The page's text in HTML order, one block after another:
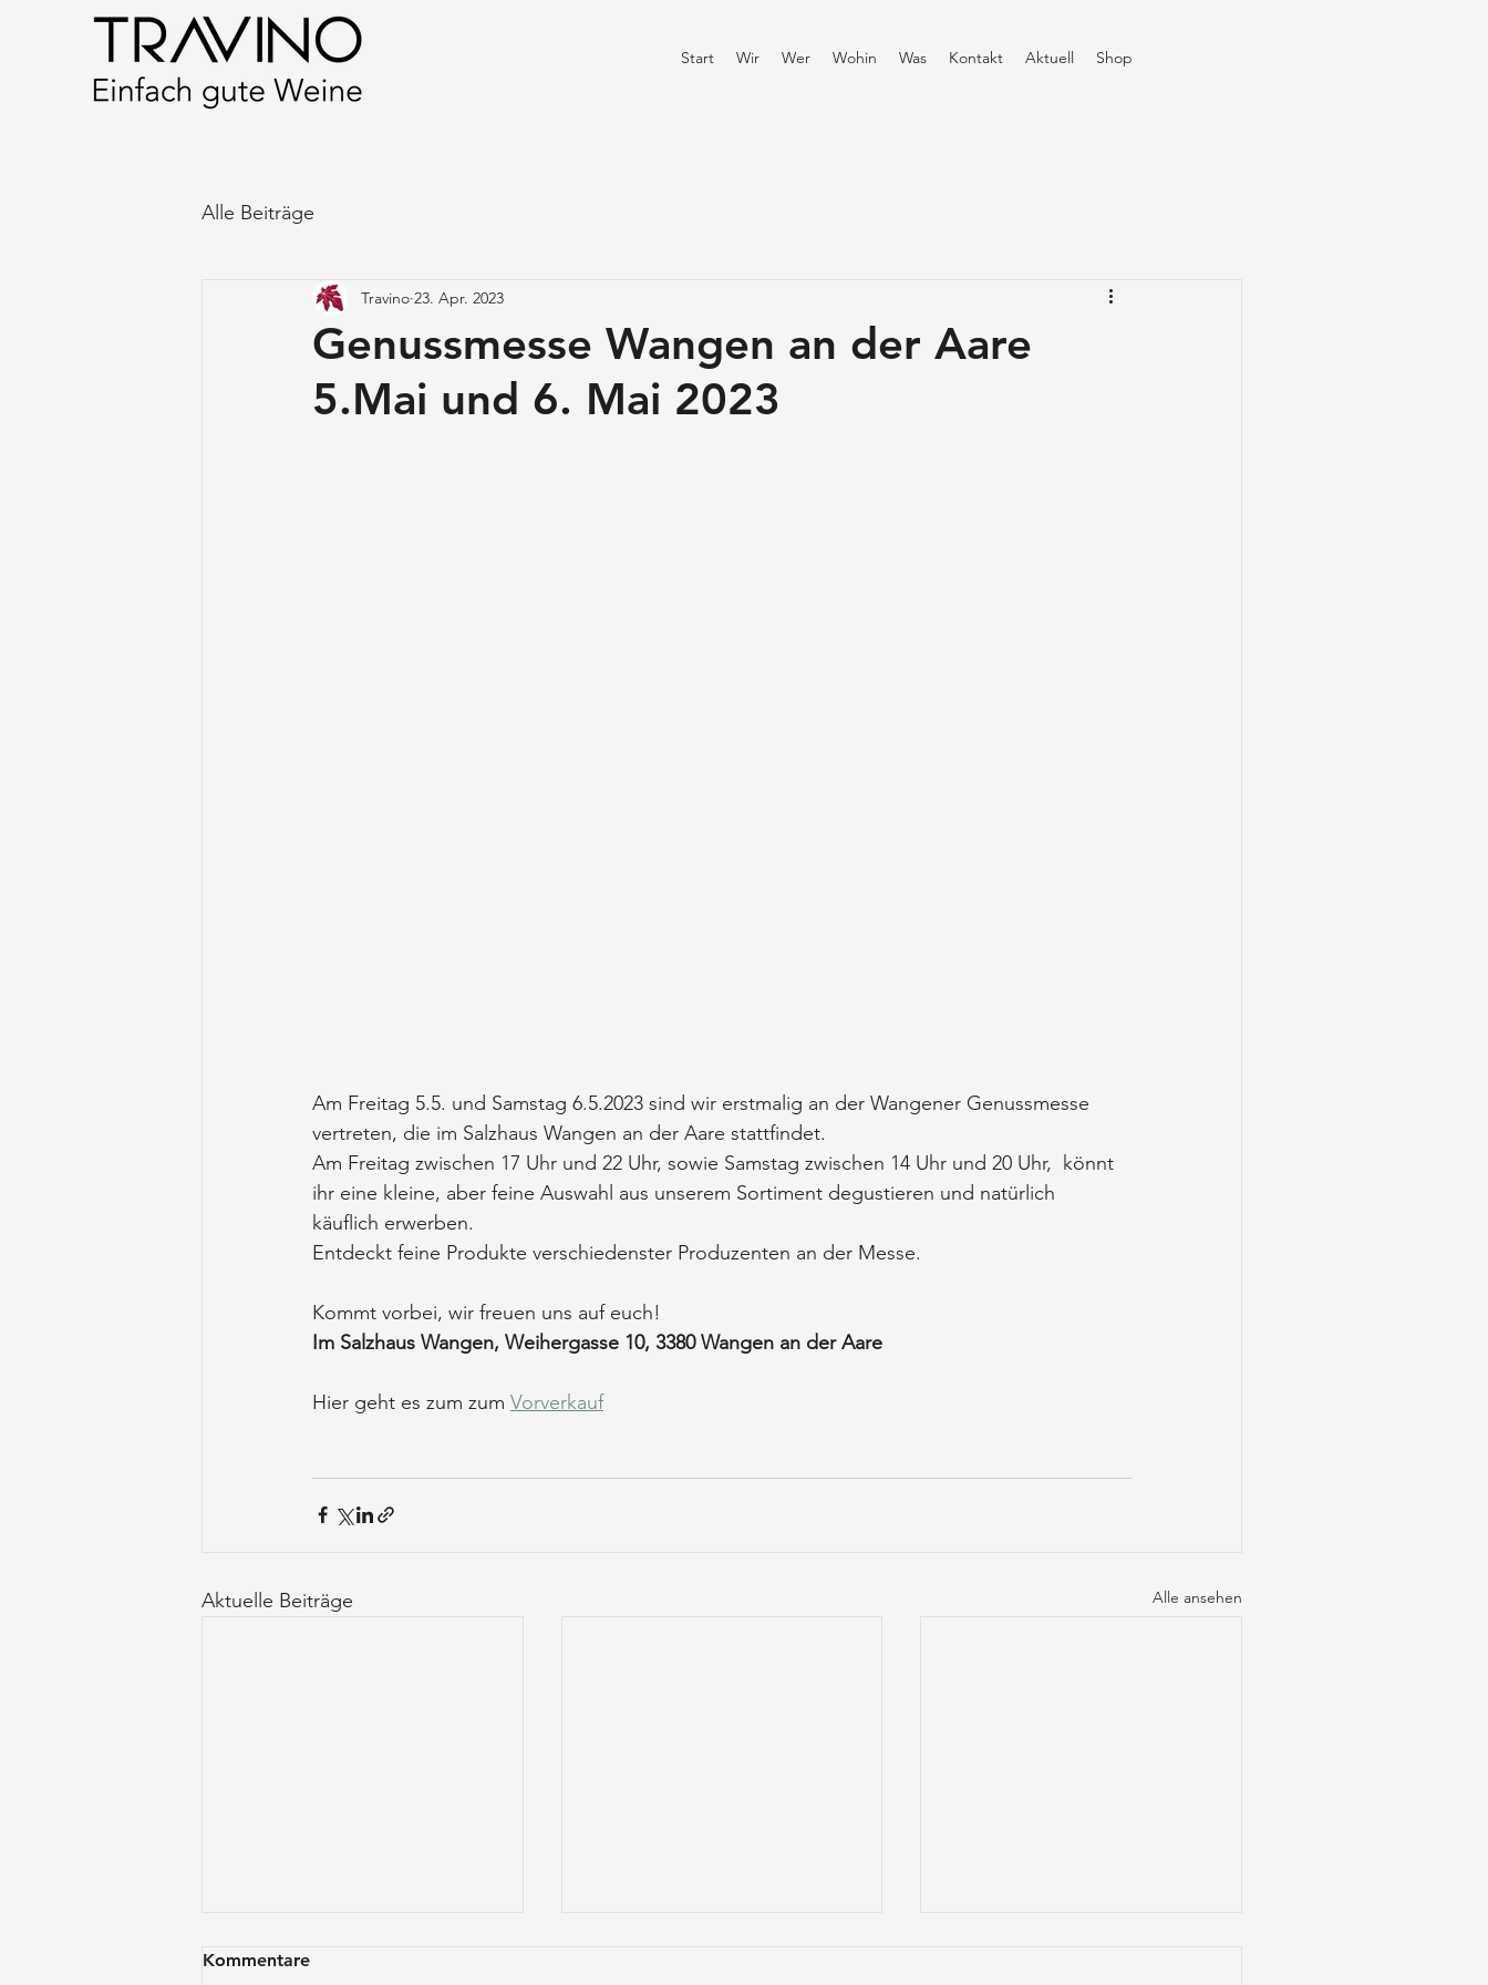
Start Wir Wer Wohin Was Kontakt Aktuell Shop
Alle Beiträge
Genussmesse Wangen an der Aare
5.Mai und 6. Mai 2023
Travino 23. Apr. 2023
Am Freitag 5.5. und Samstag 6.5.2023 sind wir erstmalig an der Wangener Genussmesse
vertreten, die im Salzhaus Wangen an der Aare stattfindet.
Am Freitag zwischen 17 Uhr und 22 Uhr, sowie Samstag zwischen 14 Uhr und 20 Uhr,  könnt
ihr eine kleine, aber feine Auswahl aus unserem Sortiment degustieren und natürlich
käuflich erwerben.
Entdeckt feine Produkte verschiedenster Produzenten an der Messe.
Kommt vorbei, wir freuen uns auf euch!
Im Salzhaus Wangen, Weihergasse 10, 3380 Wangen an der Aare
Hier geht es zum zum Vorverkauf
Aktuelle Beiträge Alle ansehen
Kommentare